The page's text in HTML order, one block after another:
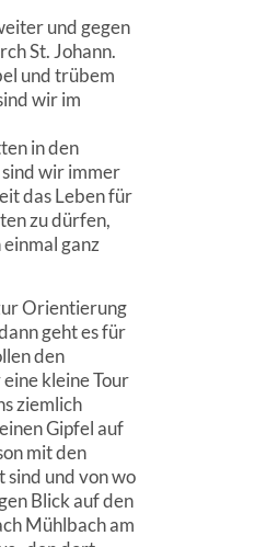
und gegen
St. Johann.
und trübem
wir im
in den
wir immer
das Leben für
zu dürfen,
ganz
Orientierung
geht es für
den
kleine Tour
ziemlich
Gipfel auf
mit den
sind und von wo
Blick auf den
Mühlbach am